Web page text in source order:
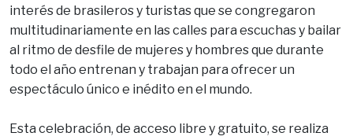
interés de brasileros y turistas que se congregaron
multitudinariamente en las calles para escuchas y bailar
al ritmo de desfile de mujeres y hombres que durante
todo el año entrenan y trabajan para ofrecer un
espectáculo único e inédito en el mundo.
Esta celebración, de acceso libre y gratuito, se realiza